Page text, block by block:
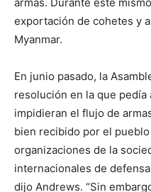
exportación de cohetes y
Myanmar.
En junio pasado, la
resolución en la que pedía
impidieran el flujo de
bien recibido por el pueblo
organizaciones de la
internacionales de
dijo Andrews. “Sin